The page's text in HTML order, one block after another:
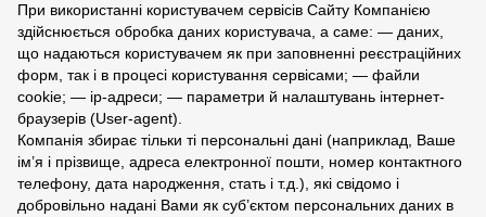
При використанні користувачем сервісів Сайту Компанією
здійснюється обробка даних користувача, а саме: — даних,
що надаються користувачем як при заповненні реєстраційних
форм, так і в процесі користування сервісами; — файли
cookie; — ір-адреси; — параметри й налаштувань інтернет-
браузерів (User-agent).
Компанія збирає тільки ті персональні дані (наприклад, Ваше
ім’я і прізвище, адреса електронної пошти, номер контактного
телефону, дата народження, стать і т.д.), які свідомо і
добровільно надані Вами як суб’єктом персональних даних в